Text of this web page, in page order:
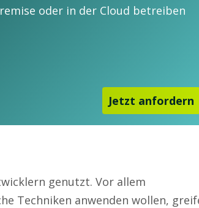
oder in der Cloud betreiben
Jetzt anfordern
genutzt. Vor allem
Techniken anwenden wollen,